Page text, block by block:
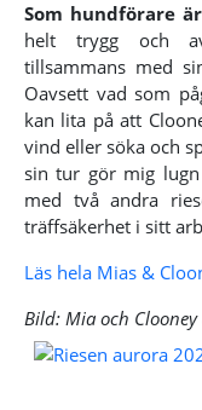
Som hundförare
helt trygg och
tillsammans med
Oavsett vad som
kan lita på att
vind eller söka och
sin tur gör mig
med två andra
träffsäkerhet i sitt
Läs hela Mias &
Bild: Mia och